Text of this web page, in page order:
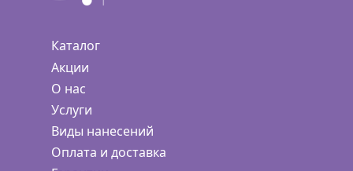
Каталог
Акции
О нас
Услуги
Виды нанесений
Оплата и доставка